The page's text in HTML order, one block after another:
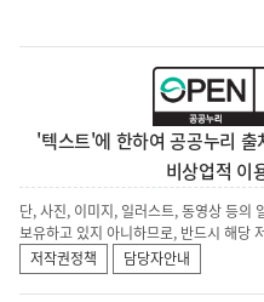
'텍스트'에 한하여 공공누리
비상업적 이
단, 사진, 이미지, 일러스트, 동영상 등의
보유하고 있지 아니하므로, 반드시 해당
저작권정책
담당자안내